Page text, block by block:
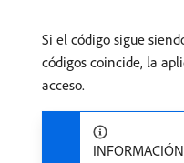
Si el código sigue
códigos coincide, la
acceso.
INFORMACIÓN